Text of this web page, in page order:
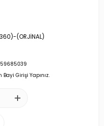
(ORJİNAL)
Girişi Yapınız.